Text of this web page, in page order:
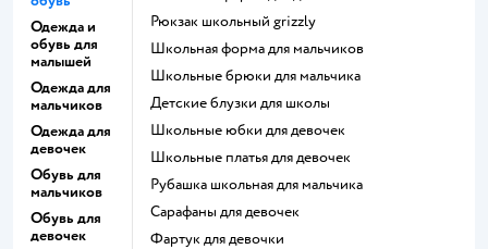
Одежда и
обувь для
малышей
Одежда для
мальчиков
Одежда для
девочек
Обувь для
мальчиков
Обувь для
девочек
Рюкзак школьный grizzly
Школьная форма для мальчиков
Школьные брюки для мальчика
Детские блузки для школы
Школьные юбки для девочек
Школьные платья для девочек
Рубашка школьная для мальчика
Сарафаны для девочек
Фартук для девочки